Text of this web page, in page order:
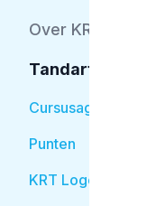
Over KRT
Tandarts
Cursusagenda
Punten
KRT Logo